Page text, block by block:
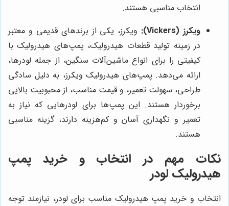
انتخاب مناسبی هستند.
ویکرز (Vickers):
ویکرز، یکی از برندهای قدیمی و معتبر
در زمینه تولید قطعات هیدرولیک، پمپ‌های هیدرولیک با
کیفیتی را برای انواع ماشین‌آلات سنگین، از جمله لودرها،
ارائه می‌دهد. پمپ‌های هیدرولیک ویکرز، به دلیل سادگی
طراحی، سهولت تعمیر، و قیمت مناسب، از محبوبیت بالایی
برخوردار هستند. این پمپ‌ها برای لودرهایی که نیاز به
تعمیر و نگهداری آسان و کم‌هزینه دارند، گزینه مناسبی
هستند.
نکات مهم در انتخاب و خرید پمپ
هیدرولیک لودر
انتخاب و خرید پمپ هیدرولیک مناسب برای لودر، نیازمند توجه